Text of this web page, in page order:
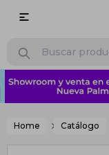

Home Catálogo